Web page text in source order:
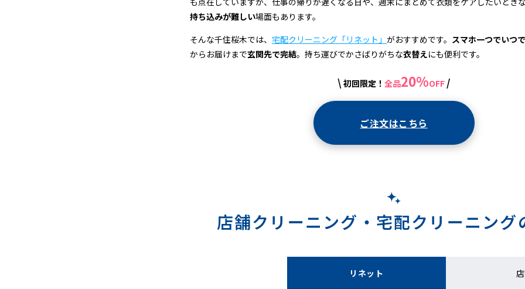
持ち込みが難しい場面もあります。
そんな千住桜木では、 宅配クリーニング「リネット」 がおすすめです。 スマホ一つでいつ
からお届けまで玄関先で完結。持ち運びでかさばりがちな衣替えにも便利です。
\ 初回限定！ 全品20%OFF /
ご注文はこちら
店舗クリーニング・ 宅配クリーニング
リネット